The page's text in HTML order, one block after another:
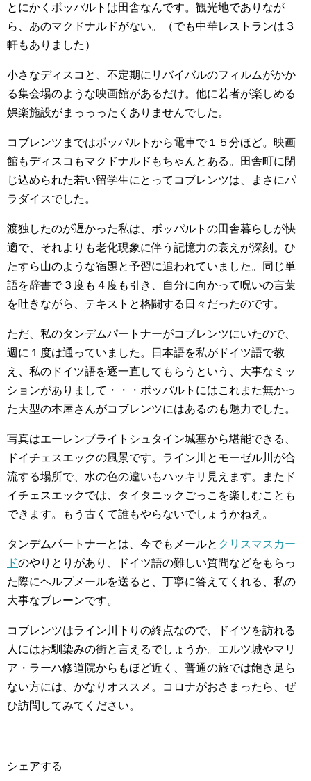
とにかくボッパルトは田舎なんです。観光地でありなが
ら、あのマクドナルドがない。（でも中華レストランは３
軒もありました）
小さなディスコと、不定期にリバイバルのフィルムがかか
る集会場のような映画館があるだけ。他に若者が楽しめる
娯楽施設がまっっったくありませんでした。
コブレンツまではボッパルトから電車で１５分ほど。映画
館もディスコもマクドナルドもちゃんとある。田舎町に閉
じ込められた若い留学生にとってコブレンツは、まさにパ
ラダイスでした。
渡独したのが遅かった私は、ボッパルトの田舎暮らしが快
適で、それよりも老化現象に伴う記憶力の衰えが深刻。ひ
たすら山のような宿題と予習に追われていました。同じ単
語を辞書で３度も４度も引き、自分に向かって呪いの言葉
を吐きながら、テキストと格闘する日々だったのです。
ただ、私のタンデムパートナーがコブレンツにいたので、
週に１度は通っていました。日本語を私がドイツ語で教
え、私のドイツ語を逐一直してもらうという、大事なミッ
ションがありまして・・・ボッパルトにはこれまた無かっ
た大型の本屋さんがコブレンツにはあるのも魅力でした。
写真はエーレンブライトシュタイン城塞から堪能できる、
ドイチェスエックの風景です。ライン川とモーゼル川が合
流する場所で、水の色の違いもハッキリ見えます。またド
イチェスエックでは、タイタニックごっこを楽しむことも
できます。もう古くて誰もやらないでしょうかねえ。
タンデムパートナーとは、今でもメールと クリスマスカー
ドのやりとりがあり、ドイツ語の難しい質問などをもらっ
た際にヘルプメールを送ると、丁寧に答えてくれる、私の
大事なブレーンです。
コブレンツはライン川下りの終点なので、ドイツを訪れる
人にはお馴染みの街と言えるでしょうか。エルツ城やマリ
ア・ラーハ修道院からもほど近く、普通の旅では飽き足ら
ない方には、かなりオススメ。コロナがおさまったら、ぜ
ひ訪問してみてください。
シェアする